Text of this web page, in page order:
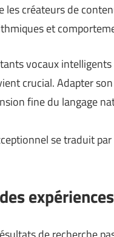
les créateurs de
et
vocaux
crucial. Adapter
fine du langage
se traduit